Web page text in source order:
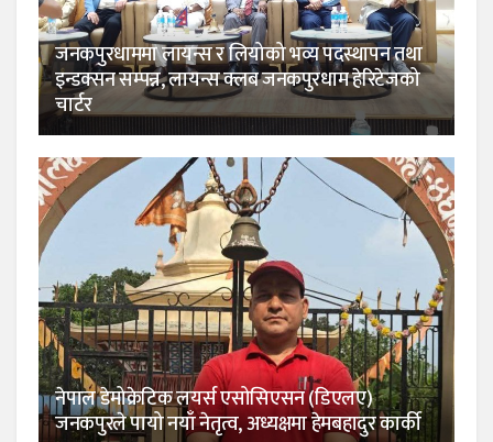
जनकपुरधाममा लायन्स र लियोको भव्य पदस्थापन तथा
इन्डक्सन सम्पन्न, लायन्स क्लब जनकपुरधाम हेरिटेजको
चार्टर
नेपाल डेमोक्रेटिक लयर्स एसोसिएसन (डिएलए)
जनकपुरले पायो नयाँ नेतृत्व, अध्यक्षमा हेमबहादुर कार्की